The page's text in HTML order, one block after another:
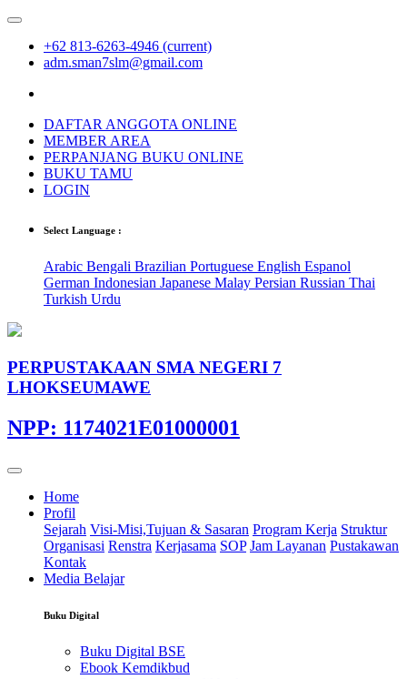
+62 813-6263-4946 (current)
adm.sman7slm@gmail.com
DAFTAR ANGGOTA ONLINE
MEMBER AREA
PERPANJANG BUKU ONLINE
BUKU TAMU
LOGIN
Select Language :
Arabic Bengali Brazilian Portuguese English Espanol
German Indonesian Japanese Malay Persian Russian Thai
Turkish Urdu
PERPUSTAKAAN SMA NEGERI 7
LHOKSEUMAWE
NPP: 1174021E01000001
Home
Profil
Sejarah Visi-Misi,Tujuan & Sasaran Program Kerja Struktur
Organisasi Renstra Kerjasama SOP Jam Layanan Pustakawan
Kontak
Media Belajar
Buku Digital
Buku Digital BSE
Ebook Kemdikbud